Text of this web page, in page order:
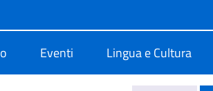
Eventi Lingua e Cultura